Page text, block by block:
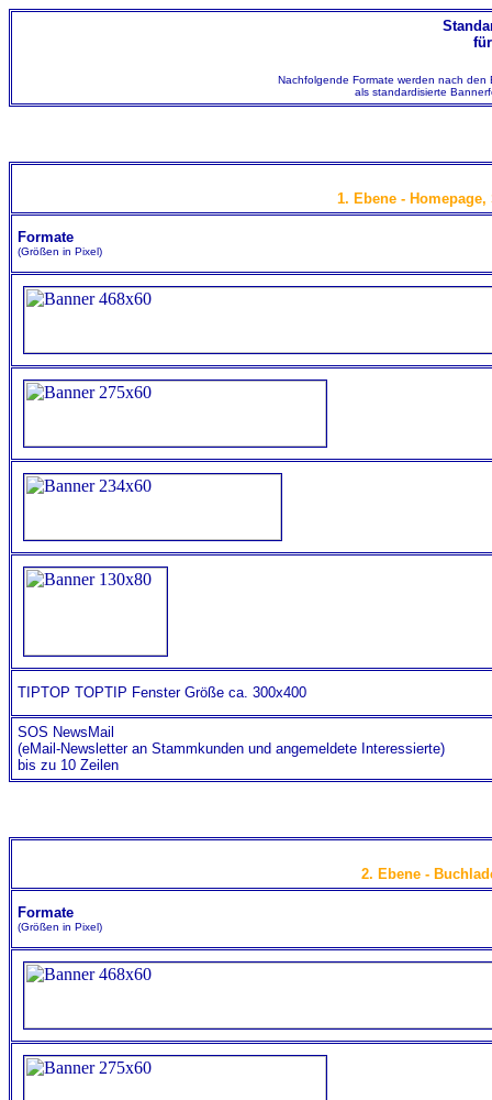
Nachfolgende Formate werden nach den
als standardisierte
1. Ebene -
Formate
(Größen in Pixel)
TIPTOP TOPTIP Fenster Größe ca. 300x400
SOS NewsMail
(eMail-Newsletter an Stammkunden und angemeldete Interessierte)
bis zu 10 Zeilen
2. Ebene -
Formate
(Größen in Pixel)